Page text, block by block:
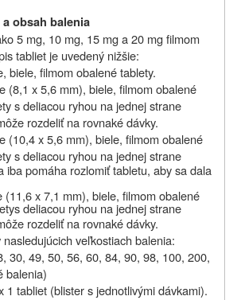
obsah balenia
5 mg, 10 mg, 15 mg a 20 mg filmom
tabliet je uvedený nižšie:
biele, filmom obalené tablety.
(8,1 x 5,6 mm), biele, filmom obalené
s deliacou ryhou na jednej strane
rozdeliť na rovnaké dávky.
(10,4 x 5,6 mm), biele, filmom obalené
s deliacou ryhou na jednej strane
iba pomáha rozlomiť tabletu, aby sa dala
(11,6 x 7,1 mm), biele, filmom obalené
s deliacou ryhou na jednej strane
rozdeliť na rovnaké dávky.
veľkostiach balenia:
30, 49, 50, 56, 60, 84, 90, 98, 100, 200,
balenia)
1 tabliet (blister s jednotlivými dávkami).